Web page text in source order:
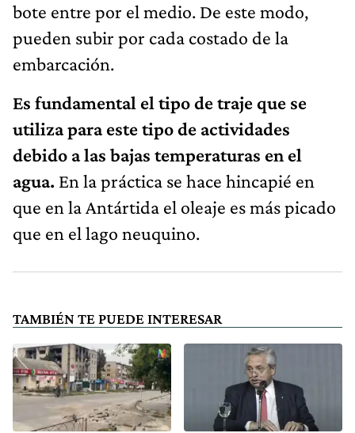
bote entre por el medio. De este modo,
pueden subir por cada costado de la
embarcación.
Es fundamental el tipo de traje que se
utiliza para este tipo de actividades
debido a las bajas temperaturas en el
agua. En la práctica se hace hincapié en
que en la Antártida el oleaje es más picado
que en el lago neuquino.
TAMBIÉN TE PUEDE INTERESAR